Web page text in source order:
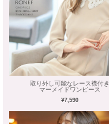
取り外し可能なレース襟付き
マーメイドワンピース
¥7,590